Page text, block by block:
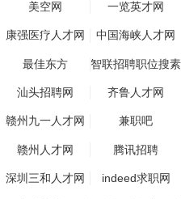
美空网 一览英才网
康强医疗人才网 中国海峡人才网
最佳东方 智联招聘职位搜素
汕头招聘网 齐鲁人才网
赣州九一人才网 兼职吧
赣州人才网 腾讯招聘
深圳三和人才网 indeed求职网